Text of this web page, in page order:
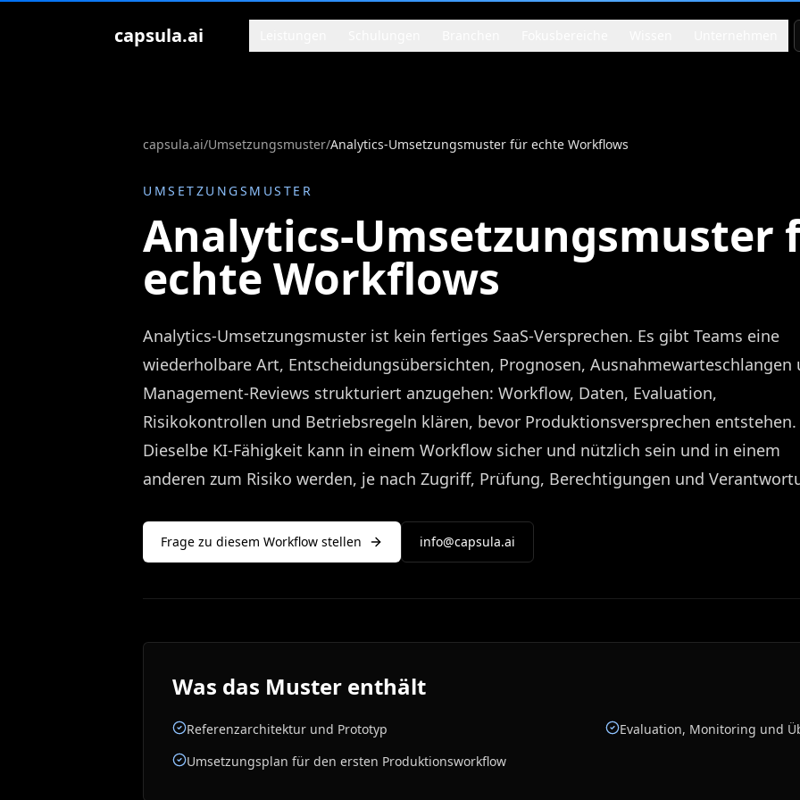
capsula.ai
capsula.ai/Umsetzungsmuster/Analytics-Umsetzungsmuster für echte Workflows
UMSETZUNGSMUSTER
Analytics-Umsetzungsmuster
echte Workflows
Analytics-Umsetzungsmuster ist kein fertiges SaaS-Versprechen. Es gibt Teams eine
wiederholbare Art, Entscheidungsübersichten, Prognosen, Ausnahmewarteschlangen
Management-Reviews strukturiert anzugehen: Workflow, Daten, Evaluation,
Risikokontrollen und Betriebsregeln klären, bevor Produktionsversprechen entstehen.
Dieselbe KI-Fähigkeit kann in einem Workflow sicher und nützlich sein und in einem
anderen zum Risiko werden, je nach Zugriff, Prüfung, Berechtigungen und
Frage zu diesem Workflow stellen info@capsula.ai
Was das Muster enthält
Referenzarchitektur und Prototyp
Evaluation, Monitoring und
Umsetzungsplan für den ersten Produktionsworkflow